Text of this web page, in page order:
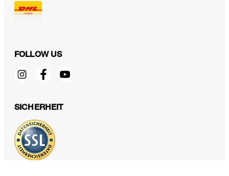
599,00 €
inkl. MwSt
FOLLOW US
SICHERHEIT